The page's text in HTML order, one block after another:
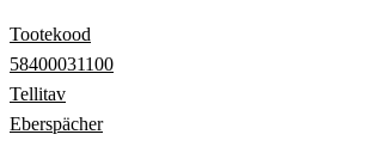
Tootekood
58400031100
Tellitav
Eberspächer